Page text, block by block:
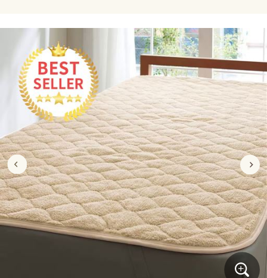
メンズ下着
ジュニア・ティーンズ下着
メンズファッション
メンズ下着
家電・雑貨すべて
家電
キッチン・雑貨・日用品
寝具・インテリア・家具
寝具・インテリア・家具通販すべて
家具・収納
寝具・ベッド
カーテン・ラグ・ファブリック
美容・健康
美容・健康通販すべて
美容・健康・サプリメント
制服・スクール
制服・スクールすべて
制服・学生服
ジュニア・ティーンズ下着
大きいサイズ
大きいサイズ通販すべて
大きいサイズ レディース服
バーゲン
バーゲンセール
詳細検索
ジュニア・ティーンズ下着
メンズ下着
キッチン・雑貨・日用品
寝具・インテリア・家具通販すべて
家具・収納
寝具・ベッド
カーテン・ラグ・ファブリック
美容・健康
美容・健康通販すべて
美容・健康・サプリメント
制服・スクール
制服・スクールすべて
制服・学生服
ジュニア・ティーンズ下着
大きいサイズ
大きいサイズ通販すべて
大きいサイズ レディース服
大きいサイズ レディース下着
大きいサイズ メンズ
バーゲン
バーゲンセール
シークレットセール
詳細検索
商品カテゴリ一覧
カタログ